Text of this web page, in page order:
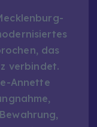
das
verbindet.
Annette